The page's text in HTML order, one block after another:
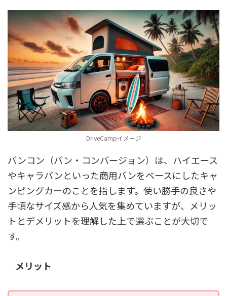
DriveCampイメージ
バンコン（バン・コンバージョン）は、ハイエース
やキャラバンといった商用バンをベースにしたキャ
ンピングカーのことを指します。使い勝手の良さや
手頃なサイズ感から人気を集めていますが、メリッ
トとデメリットを理解した上で選ぶことが大切で
す。
メリット